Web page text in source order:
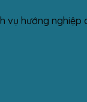
hướng nghiệp